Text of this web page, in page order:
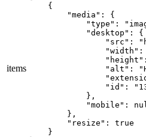
items
    {
        "media": {
"type":
            "desktop": {
"src":
"width":
"alt":
"id":
            },
"mobile":
        },
        "resize": true
    }